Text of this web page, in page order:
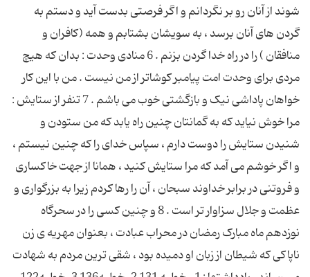
شوند از آنان رو بر نگردانم و اگر فرصتی بدست آید و دستم به
گردن های آنان برسد ، به سویشان بشتابم و همه (کافران و
منافقان ) را در راه خدا گردن بزنم . 6 منادی وحدت : بدان که هیچ
مردی برای وحدت امت پیامبر کوشاتر از من نیست . من با این کار
خواهان پاداشی نیک و بازگشتی خوب می باشم . 7 تنفر از ستایش :
مرا خوش نیاید که به گمانتان چنین راه یابد که من ستودن و
شنیدن ستایش را دوست دارم ، سپاس خدای را که چنین نیستم ،
و اگر خوشم می آمد که مرا ستایش کنید ، همانا از جهت خاکساری
و فروتنی در برابر خداوند سبحان ، آن را رها کردم زیرا به بزرگواری و
عظمت و جلال سزاوار تر است . 8 و چنین کسی را در سحرگاه
نوزدهم ماه مبارک رمضان در محراب عبادت ، بعنوان مهریه ی زن
ناپاکی که شیطان از زبان او دمیده بود ، شقی ترین مردم به شهادت